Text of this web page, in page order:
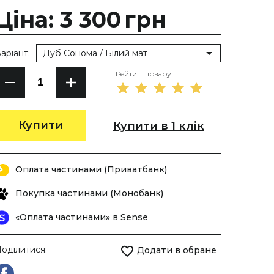
3 300 грн
Купити
Дуб Сонома / Білий мат
Рейтинг товару:
Купити в 1 клік
Оплата частинами (Приватбанк)
Покупка частинами (Монобанк)
«Оплата частинами» в Sense
Додати в обране